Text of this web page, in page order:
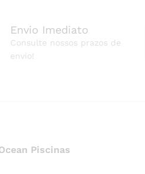
Envio Imediato
Consulte nossos prazos de
envio!
Piscinas